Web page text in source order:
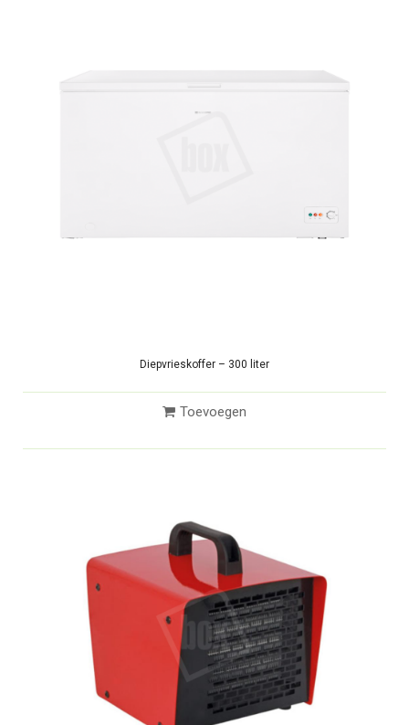
Diepvrieskoffer – 300 liter
Toevoegen